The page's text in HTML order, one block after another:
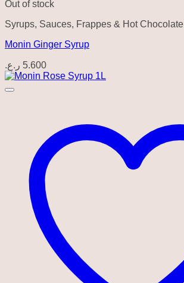
Out of stock
Syrups, Sauces, Frappes & Hot Chocolate
Monin Ginger Syrup
5.600 ر.ع.